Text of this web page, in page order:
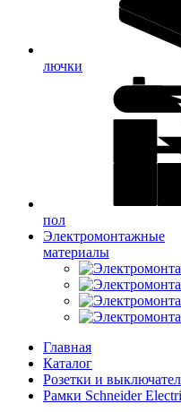
лючки
пол
Электромонтажные
материалы
Главная
Каталог
Розетки и
Рамки Schneider